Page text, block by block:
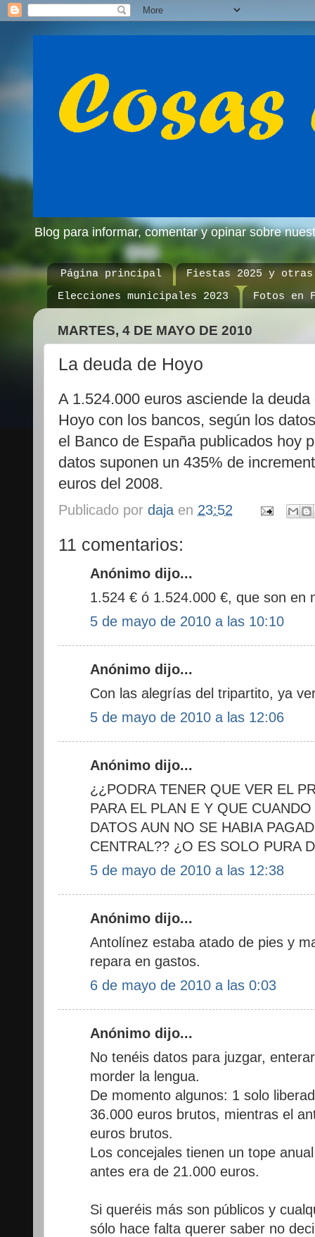
Blog para informar, comentar y opinar sobre
Página principal
Fiestas 2025 y otras
Elecciones municipales 2023
Fotos en
MARTES, 4 DE MAYO DE 2010
La deuda de Hoyo
A 1.524.000 euros asciende la
Hoyo con los bancos, según los
el Banco de España publicados hoy
datos suponen un 435% de
euros del 2008.
Publicado por daja en 23:52
11 comentarios:
Anónimo dijo...
1.524 € ó 1.524.000 €, que son en
5 de mayo de 2010 a las 10:10
Anónimo dijo...
Con las alegrías del tripartito, ya
5 de mayo de 2010 a las 12:06
Anónimo dijo...
¿¿PODRA TENER QUE VER EL
PARA EL PLAN E Y QUE
DATOS AUN NO SE HABIA
CENTRAL?? ¿O ES SOLO PURA
5 de mayo de 2010 a las 12:38
Anónimo dijo...
Antolínez estaba atado de pies y
repara en gastos.
6 de mayo de 2010 a las 0:03
Anónimo dijo...
No tenéis datos para juzgar,
morder la lengua.
De momento algunos: 1 solo
36.000 euros brutos, mientras el
euros brutos.
Los concejales tienen un tope
antes era de 21.000 euros.
Si queréis más son públicos y
sólo hace falta querer saber no